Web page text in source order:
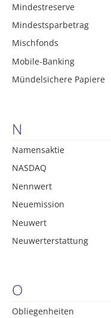
Mindestreserve
Mindestsparbetrag
Mischfonds
Mobile-Banking
Mündelsichere Papiere
N
Namensaktie
NASDAQ
Nennwert
Neuemission
Neuwert
Neuwerterstattung
O
Obliegenheiten